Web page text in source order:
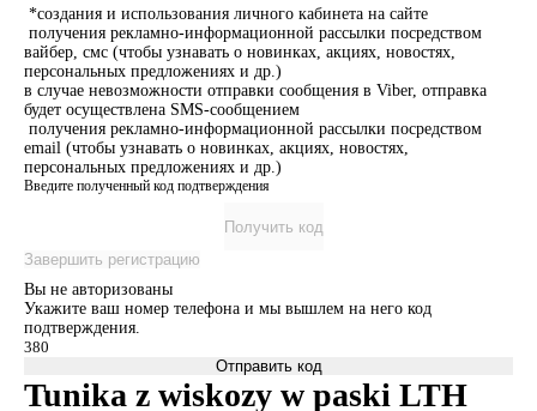
*создания и использования личного кабинета на сайте
получения рекламно-информационной рассылки посредством
вайбер, смс (чтобы узнавать о новинках, акциях, новостях,
персональных предложениях и др.)
в случае невозможности отправки сообщения в Viber, отправка
будет осуществлена SMS-сообщением
получения рекламно-информационной рассылки посредством
email (чтобы узнавать о новинках, акциях, новостях,
персональных предложениях и др.)
Введите полученный код подтверждения
Получить код
Завершить регистрацию
Вы не авторизованы
Укажите ваш номер телефона и мы вышлем на него код
подтверждения.
Отправить код
Tunika z wiskozy w paski LTH